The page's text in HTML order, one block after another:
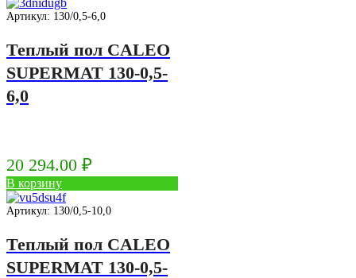
Артикул: 130/0,5-6,0
Теплый пол CALEO
SUPERMAT 130-0,5-
6,0
20 294.00 ₽
В корзину
Артикул: 130/0,5-10,0
Теплый пол CALEO
SUPERMAT 130-0,5-